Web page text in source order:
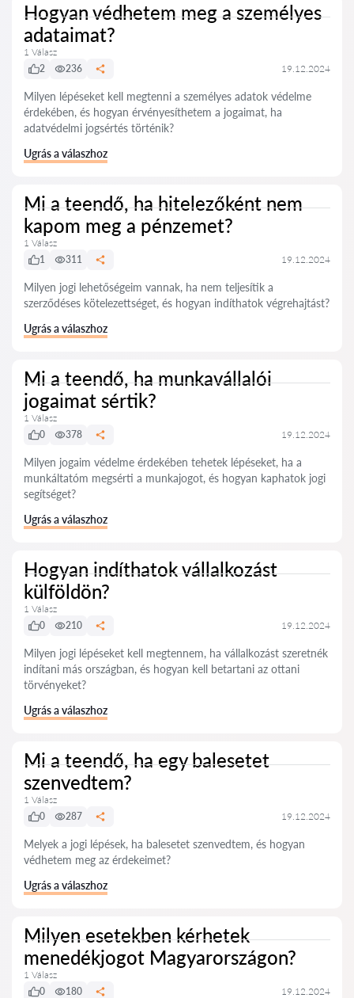
Hogyan védhetem meg a személyes
adataimat?
1 Válasz
2
236 19.12.2024
Milyen lépéseket kell megtenni a személyes adatok védelme
érdekében, és hogyan érvényesíthetem a jogaimat, ha
adatvédelmi jogsértés történik?
Ugrás a válaszhoz
Mi a teendő, ha hitelezőként nem
kapom meg a pénzemet?
1 Válasz
1
311 19.12.2024
Milyen jogi lehetőségeim vannak, ha nem teljesítik a
szerződéses kötelezettséget, és hogyan indíthatok végrehajtást?
Ugrás a válaszhoz
Mi a teendő, ha munkavállalói
jogaimat sértik?
1 Válasz
0
378 19.12.2024
Milyen jogaim védelme érdekében tehetek lépéseket, ha a
munkáltatóm megsérti a munkajogot, és hogyan kaphatok jogi
segítséget?
Ugrás a válaszhoz
Hogyan indíthatok vállalkozást
külföldön?
1 Válasz
0
210 19.12.2024
Milyen jogi lépéseket kell megtennem, ha vállalkozást szeretnék
indítani más országban, és hogyan kell betartani az ottani
törvényeket?
Ugrás a válaszhoz
Mi a teendő, ha egy balesetet
szenvedtem?
1 Válasz
0
287 19.12.2024
Melyek a jogi lépések, ha balesetet szenvedtem, és hogyan
védhetem meg az érdekeimet?
Ugrás a válaszhoz
Milyen esetekben kérhetek
menedékjogot Magyarországon?
1 Válasz
0
180 19.12.2024